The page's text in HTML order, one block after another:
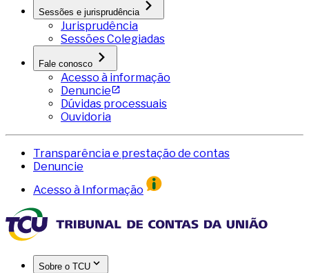
Sessões e jurisprudência
Jurisprudência
Sessões Colegiadas
Fale conosco
Acesso à informação
Denuncie
Dúvidas processuais
Ouvidoria
Transparência e prestação de contas
Denuncie
Acesso à Informação
Sobre o TCU